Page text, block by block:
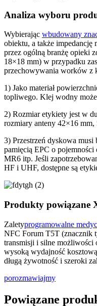
Analiza wyboru
Wybierając wbudowany
obiektu, a także
przez ogólną branżę opieki
18×18 mm) w przypadku
przechowywania worków z
1) Jako materiał
topliwego. Klej wodny
2) Rozmiar etykiety jest w
rozmiary anteny 42×16 mm,
3) Przestrzeń dyskowa
pamięcią EPC o
MR6 itp. Jeśli
HF i UHF, dostępne są
Produkty powiązane
Zaletyprogramowalne
NFC Forum T5T (znacznik
transmisji i silne możliwości
wysoką wydajność
długą żywotność i szeroki
porozmawiajmy
Powiązane